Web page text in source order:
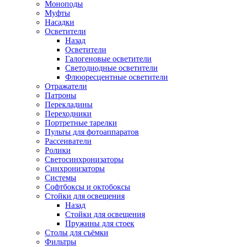
Моноподы
Муфты
Насадки
Осветители
Назад
Осветители
Галогеновые осветители
Светодиодные осветители
Флюоресцентные осветители
Отражатели
Патроны
Перекладины
Переходники
Портретные тарелки
Пульты для фотоаппаратов
Рассеиватели
Ролики
Светосинхронизаторы
Синхронизаторы
Системы
Софтбоксы и октобоксы
Стойки для освещения
Назад
Стойки для освещения
Пружины для стоек
Столы для съёмки
Фильтры